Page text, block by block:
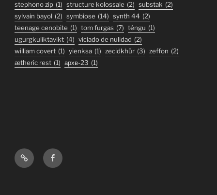
stephono zip (1) structure kolossale (2) substak (2)
sylvain bayol (2) symbiose (14) synth 44 (2)
teenage cenobite (1) tom furgas (7) téngu (1)
ugurgkuliktavikt (4) viciado de nulidad (2)
william covert (1) yienksa (1) zecidkhür (3) zeffon (2)
ætheric rest (1) архв-23 (1)
BandcampFacebook